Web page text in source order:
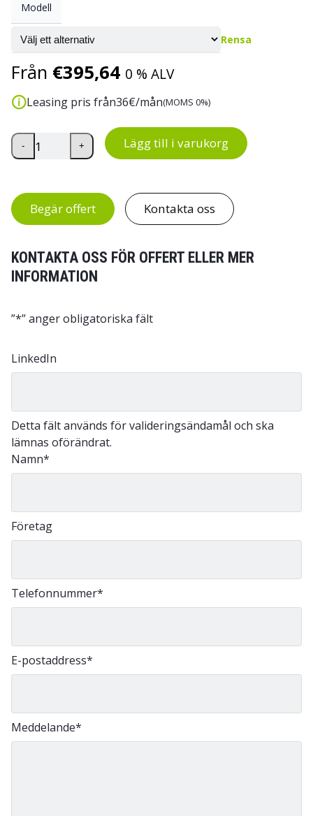
Modell
Rensa
Från €395,64 0 % ALV
Leasing pris från36€/mån(MOMS 0%)
Backvagn för 11 Eurobackar mängd
- + Lägg till i varukorg
Begär offert Kontakta oss
KONTAKTA OSS FÖR OFFERT ELLER MER
INFORMATION
”*” anger obligatoriska fält
LinkedIn
Detta fält används för valideringsändamål och ska
lämnas oförändrat.
Namn*
Företag
Telefonnummer*
E-postaddress*
Meddelande*